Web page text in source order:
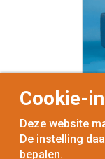
Cookie-
Deze website
De instelling
bepalen.